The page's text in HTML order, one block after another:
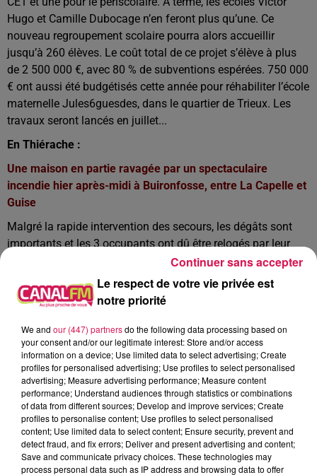
Hugo et Camille Dubocage n’en feront plus qu’une. Ce
nouveau regroupement scolaire pourra alors accueillir
jusqu’à 260 élèves. Le coût total de ce projet s’élève à plus
de 2 500 000 €, avec 80 % de subventions espérées. 750 000
€ ont aussi été budgétisés cette année pour réhabiliter l’école
maternelle Jules6guesdes, dans le quartier de Trieux. Les
travaux seront lancés en juillet...
En Thiérache :
Une maison en partie ravagée par un spectaculaire
incendie hier après-midi à Buironfosse, entre La Capelle et
Guise
Malgré la rapide intervention des secours, les dégâts sont
importants et les 3 occupants ont dû être relogés par leur
famille. C’est un court-circuit qui serait à l’origine de ce
Trois élèves du lycée agricole de Fontaine-lès-Vervins
Anne-Marie, Méline et Mélanie ont remporté haut la main la
finale nationale des Ovinpiades des jeunes bergers, qui pour
la première fois s’est déroulée en distanciel et à travers un
reportage vidéo. Les 3 Thiérachiennes sont repartie avec une
jolie somme de 2 000 euros, destinés à financer un voyage
ou une sortie scolaire qui reste à déterminer.
Le déconfinement de la culture en Thiérache
Le respect de votre vie privée est
notre priorité
We and our (447) partnersdo the following data processing based on
your consent and/or our legitimate interest: Store and/or access
information on a device; Use limited data to select advertising; Create
profiles for personalised advertising; Use profiles to select personalised
advertising; Measure advertising performance; Measure content
performance; Understand audiences through statistics or combinations
of data from different sources; Develop and improve services; Create
profiles to personalise content; Use profiles to select personalised
content; Use limited data to select content; Ensure security, prevent and
detect fraud, and fix errors; Deliver and present advertising and content;
Save and communicate privacy choices. These technologies may
process personal data such as IP address and browsing data to offer
Continuer sans accepter